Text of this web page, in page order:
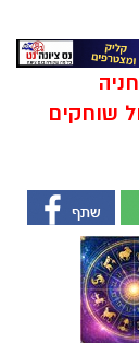
שוחקים